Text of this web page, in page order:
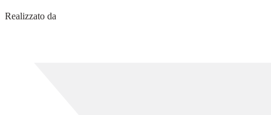
Realizzato da